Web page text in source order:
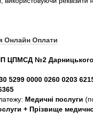
Онлайн Оплати
ЦПМСД №2
5299 0000 0260 0203
Медичні послуги
+ Прізвище